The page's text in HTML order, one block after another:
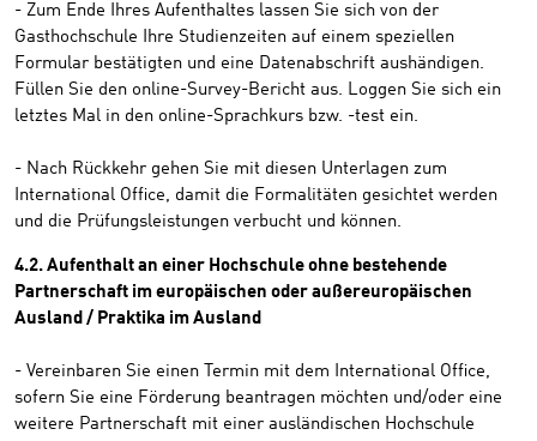
- Zum Ende Ihres Aufenthaltes lassen Sie sich von der
Gasthochschule Ihre Studienzeiten auf einem speziellen
Formular bestätigten und eine Datenabschrift aushändigen.
Füllen Sie den online-Survey-Bericht aus. Loggen Sie sich ein
letztes Mal in den online-Sprachkurs bzw. -test ein.
- Nach Rückkehr gehen Sie mit diesen Unterlagen zum
International Office, damit die Formalitäten gesichtet werden
und die Prüfungsleistungen verbucht und können.
4.2. Aufenthalt an einer Hochschule ohne bestehende
Partnerschaft im europäischen oder außereuropäischen
Ausland / Praktika im Ausland
- Vereinbaren Sie einen Termin mit dem International Office,
sofern Sie eine Förderung beantragen möchten und/oder eine
weitere Partnerschaft mit einer ausländischen Hochschule